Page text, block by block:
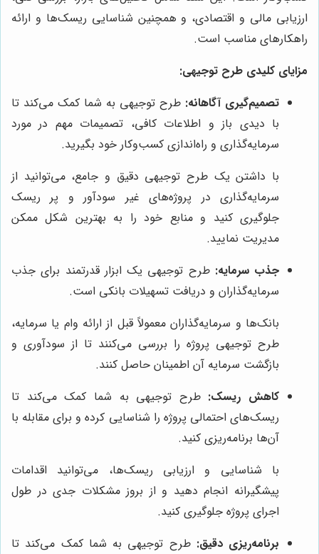
ارزیابی مالی و اقتصادی، و همچنین شناسایی ریسک‌ها و ارائه
راهکارهای مناسب است.
مزایای کلیدی طرح توجیهی:
تصمیم‌گیری آگاهانه: طرح توجیهی به شما کمک می‌کند تا
با دیدی باز و اطلاعات کافی، تصمیمات مهم در مورد
سرمایه‌گذاری و راه‌اندازی کسب‌وکار خود بگیرید.
با داشتن یک طرح توجیهی دقیق و جامع، می‌توانید از
سرمایه‌گذاری در پروژه‌های غیر سودآور و پر ریسک
جلوگیری کنید و منابع خود را به بهترین شکل ممکن
مدیریت نمایید.
جذب سرمایه: طرح توجیهی یک ابزار قدرتمند برای جذب
سرمایه‌گذاران و دریافت تسهیلات بانکی است.
بانک‌ها و سرمایه‌گذاران معمولاً قبل از ارائه وام یا سرمایه،
طرح توجیهی پروژه را بررسی می‌کنند تا از سودآوری و
بازگشت سرمایه آن اطمینان حاصل کنند.
کاهش ریسک: طرح توجیهی به شما کمک می‌کند تا
ریسک‌های احتمالی پروژه را شناسایی کرده و برای مقابله با
آن‌ها برنامه‌ریزی کنید.
با شناسایی و ارزیابی ریسک‌ها، می‌توانید اقدامات
پیشگیرانه انجام دهید و از بروز مشکلات جدی در طول
اجرای پروژه جلوگیری کنید.
برنامه‌ریزی دقیق: طرح توجیهی به شما کمک می‌کند تا